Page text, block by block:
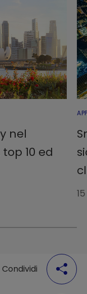
nel
10 ed
Condividi